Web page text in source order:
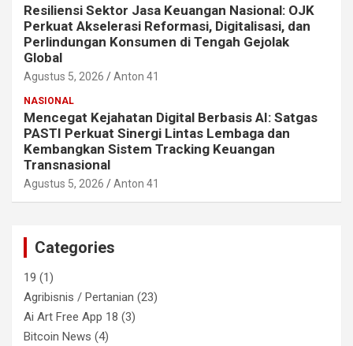
Resiliensi Sektor Jasa Keuangan Nasional: OJK
Perkuat Akselerasi Reformasi, Digitalisasi, dan
Perlindungan Konsumen di Tengah Gejolak
Global
Agustus 5, 2026 Anton 41
NASIONAL
Mencegat Kejahatan Digital Berbasis AI: Satgas
PASTI Perkuat Sinergi Lintas Lembaga dan
Kembangkan Sistem Tracking Keuangan
Transnasional
Agustus 5, 2026 Anton 41
Categories
19 (1)
Agribisnis / Pertanian (23)
Ai Art Free App 18 (3)
Bitcoin News (4)